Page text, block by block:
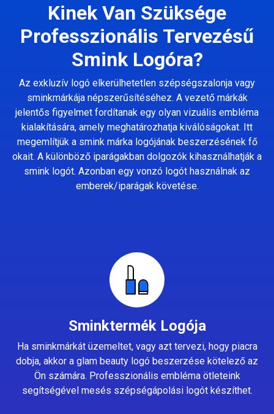
Kinek Van Szüksége
Professzionális Tervezésű
Smink Logóra?
Az exkluzív logó elkerülhetetlen szépségszalonja vagy
sminkmárkája népszerűsítéséhez. A vezető márkák
jelentős figyelmet fordítanak egy olyan vizuális embléma
kialakítására, amely meghatározhatja kiválóságokat. Itt
megemlítjük a smink márka logójának beszerzésének fő
okait. A különböző iparágakban dolgozók kihasználhatják a
smink logót. Azonban egy vonzó logót használnak az
emberek/iparágak követése.
Sminktermék Logója
Ha sminkmárkát üzemeltet, vagy azt tervezi, hogy piacra
dobja, akkor a glam beauty logó beszerzése kötelező az
Ön számára. Professzionális embléma ötleteink
segítségével mesés szépségápolási logót készíthet.